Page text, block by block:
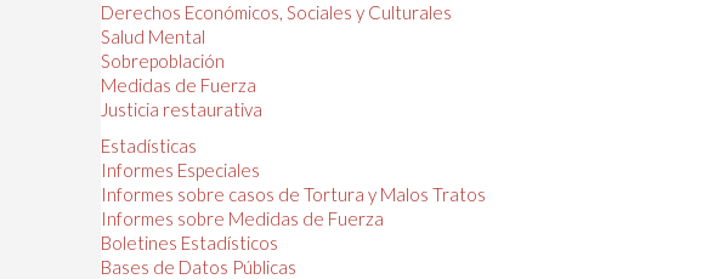
Derechos Económicos, Sociales y Culturales
Salud Mental
Sobrepoblación
Medidas de Fuerza
Justicia restaurativa
Estadísticas
Informes Especiales
Informes sobre casos de Tortura y Malos Tratos
Informes sobre Medidas de Fuerza
Boletines Estadísticos
Bases de Datos Públicas